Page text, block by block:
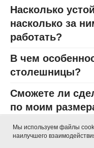
Главная
Насколько
насколько за
работать?
В чем
столешницы?
Сможете ли
по моим
Проблема с
открывается
Мы используем файлы
наилучшего